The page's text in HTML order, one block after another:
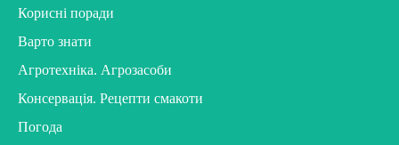
Корисні поради
Варто знати
Агротехніка. Агрозасоби
Консервація. Рецепти смакоти
Погода